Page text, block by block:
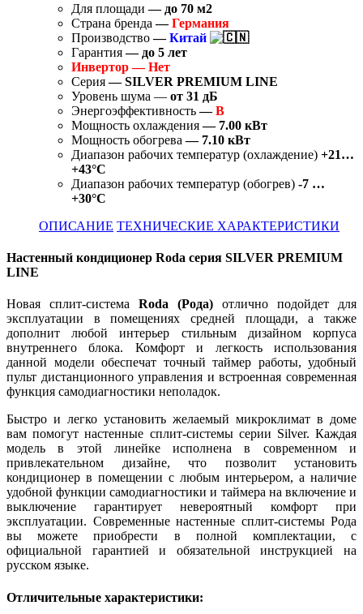
Для площади — до 70 м2
Страна бренда—Германия
Производство— Китай
Гарантия— до 5 лет
Инвертор — Нет
Серия— SILVER PREMIUM LINE
Уровень шума — от 31 дБ
Энергоэффективность— B
Мощность охлаждения— 7.00 кВт
Мощность обогрева— 7.10 кВт
Диапазон рабочих температур (охлаждение) +21…
+43°C
Диапазон рабочих температур (обогрев) -7 …
+30°C
ОПИСАНИЕ ТЕХНИЧЕСКИЕ ХАРАКТЕРИСТИКИ
Настенный кондиционер Roda серия SILVER PREMIUM
LINE
Новая сплит-система Roda (Рода) отлично подойдет для
эксплуатации в помещениях средней площади, а также
дополнит любой интерьер стильным дизайном корпуса
внутреннего блока. Комфорт и легкость использования
данной модели обеспечат точный таймер работы, удобный
пульт дистанционного управления и встроенная современная
функция самодиагностики неполадок.
Быстро и легко установить желаемый микроклимат в доме
вам помогут настенные сплит-системы серии Silver. Каждая
модель в этой линейке исполнена в современном и
привлекательном дизайне, что позволит установить
кондиционер в помещении с любым интерьером, а наличие
удобной функции самодиагностики и таймера на включение и
выключение гарантирует невероятный комфорт при
эксплуатации. Современные настенные сплит-системы Рода
вы можете приобрести в полной комплектации, с
официальной гарантией и обязательной инструкцией на
русском языке.
Отличительные характеристики: